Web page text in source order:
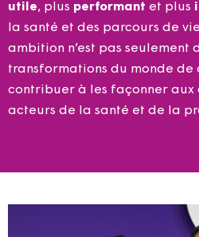
utile, plus performant et plus
la santé et des parcours de
ambition n’est pas seulement
transformations du monde de
contribuer à les façonner aux
acteurs de la santé et de la